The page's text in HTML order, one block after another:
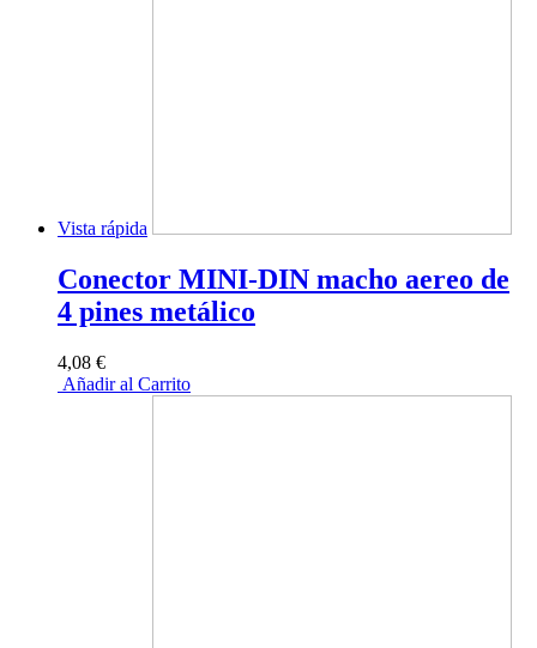
Vista rápida
Conector MINI-DIN macho aereo de
4 pines metálico
4,08 €
Añadir al Carrito